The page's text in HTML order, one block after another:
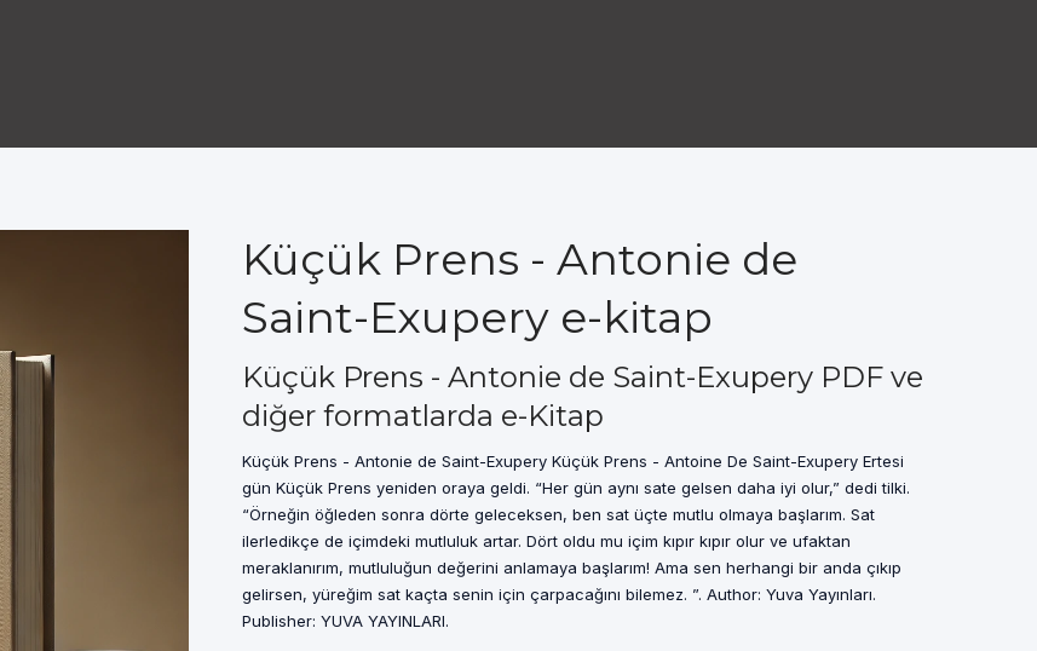
Küçük Prens - Antonie de
Saint-Exupery e-kitap
Küçük Prens - Antonie de Saint-Exupery PDF ve
diğer formatlarda e-Kitap
Küçük Prens - Antonie de Saint-Exupery Küçük Prens - Antoine De Saint-Exupery Ertesi
gün Küçük Prens yeniden oraya geldi. “Her gün aynı sate gelsen daha iyi olur,” dedi tilki.
“Örneğin öğleden sonra dörte geleceksen, ben sat üçte mutlu olmaya başlarım. Sat
ilerledikçe de içimdeki mutluluk artar. Dört oldu mu içim kıpır kıpır olur ve ufaktan
meraklanırım, mutluluğun değerini anlamaya başlarım! Ama sen herhangi bir anda çıkıp
gelirsen, yüreğim sat kaçta senin için çarpacağını bilemez. ”. Author: Yuva Yayınları.
Publisher: YUVA YAYINLARI.